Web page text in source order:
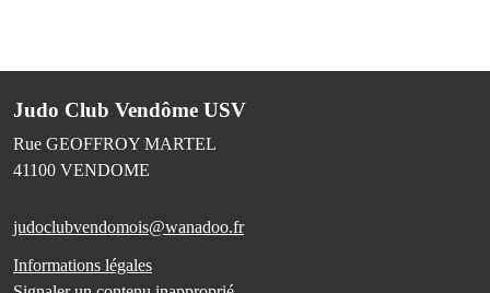
Judo Club Vendôme USV
Rue GEOFFROY MARTEL
41100 VENDOME
judoclubvendomois@wanadoo.fr
Informations légales